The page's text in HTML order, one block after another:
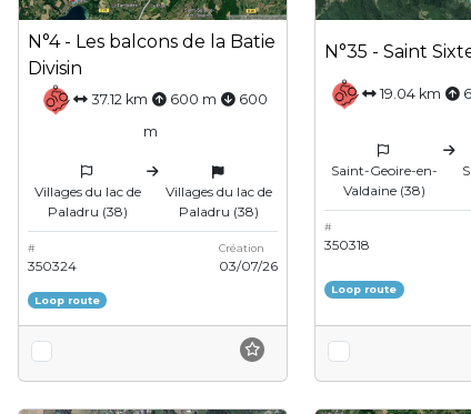
N°4 - Les balcons de la Batie
Divisin
37.12 km 600 m
600
m
Villages du lac de
Paladru (38)
Villages du lac de
Paladru (38)
#
350324
Création
03/07/26
Loop route
N°35 - Saint
19.04 km
Saint-Geoire-en-
Valdaine (38)
#
350318
Loop route